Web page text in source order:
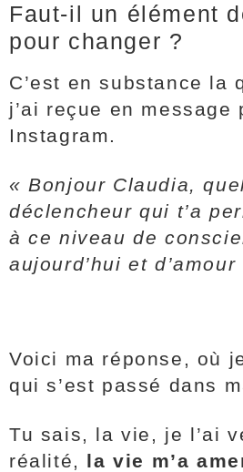
Faut-il un élément
pour changer ?
C’est en substance la
j’ai reçue en message
Instagram.
« Bonjour Claudia,
déclencheur qui t’a
à ce niveau de
aujourd’hui et
Voici ma réponse, où
qui s’est passé dans
Tu sais, la vie, je l’ai
réalité, la vie m’a